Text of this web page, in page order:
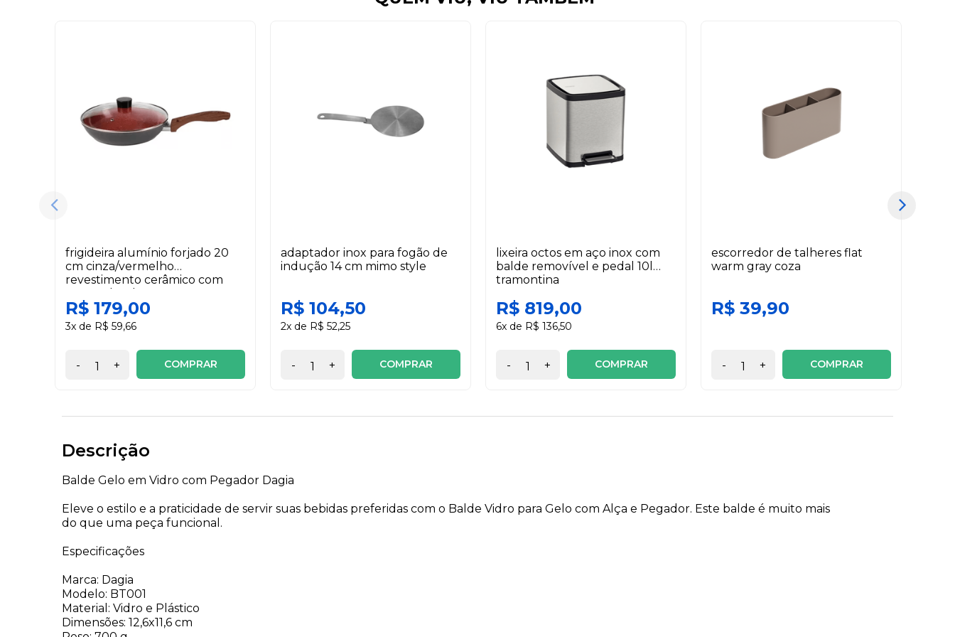
frigideira alumínio forjado 20
cm cinza/vermelho
revestimento cerâmico com
tampa duralar
R$ 179,00
3x de R$ 59,66
- + COMPRAR
adaptador inox para fogão de
indução 14 cm mimo style
R$ 104,50
2x de R$ 52,25
- + COMPRAR
lixeira octos em aço inox com
balde removível e pedal 10l
tramontina
R$ 819,00
6x de R$ 136,50
- + COMPRAR
escorredor de talheres flat
warm gray coza
R$ 39,90
- + COMPRAR
Descrição
Balde Gelo em Vidro com Pegador Dagia
Eleve o estilo e a praticidade de servir suas bebidas preferidas com o Balde Vidro para Gelo com Alça e Pegador. Este balde é muito mais
do que uma peça funcional.
Especificações
Marca: Dagia
Modelo: BT001
Material: Vidro e Plástico
Dimensões: 12,6x11,6 cm